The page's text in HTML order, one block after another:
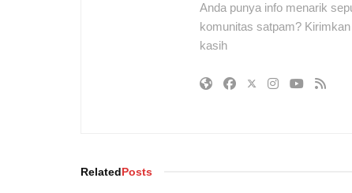
Anda punya info menarik
komunitas satpam?
kasih
RelatedPosts